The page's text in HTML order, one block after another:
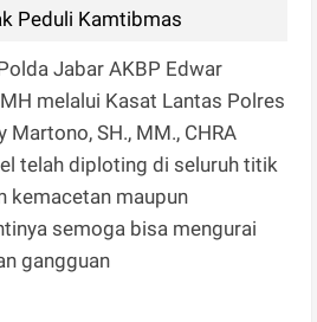
Peduli Kamtibmas
Jabar AKBP Edwar
MH melalui Kasat Lantas Polres
Martono, SH., MM., CHRA
telah diploting di seluruh titik
kemacetan maupun
semoga bisa mengurai
gangguan